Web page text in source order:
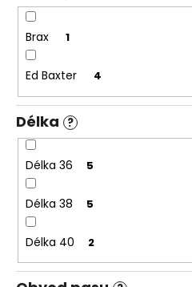
Brax 1
Ed Baxter 4
Délka ?
Délka 36 5
Délka 38 5
Délka 40 2